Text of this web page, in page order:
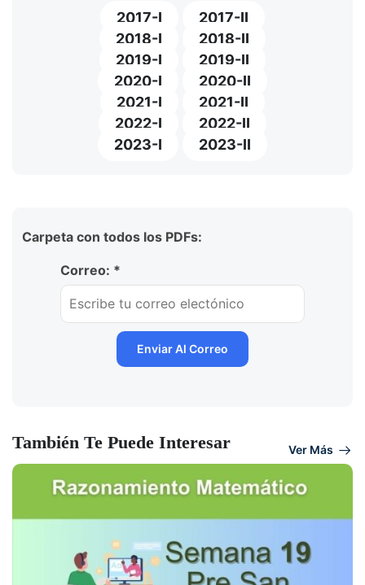
2017-I
2017-II
2018-I
2018-II
2019-I
2019-II
2020-I
2020-II
2021-I
2021-II
2022-I
2022-II
2023-I
2023-II
Carpeta con todos los PDFs:
Correo: *
También Te Puede Interesar Ver Más